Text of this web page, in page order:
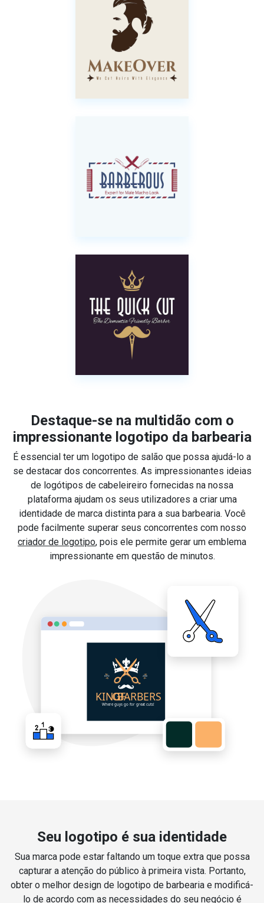
Destaque-se na multidão com o
impressionante logotipo da barbearia
É essencial ter um logotipo de salão que possa ajudá-lo a
se destacar dos concorrentes. As impressionantes ideias
de logótipos de cabeleireiro fornecidas na nossa
plataforma ajudam os seus utilizadores a criar uma
identidade de marca distinta para a sua barbearia. Você
pode facilmente superar seus concorrentes com nosso
criador de logotipo, pois ele permite gerar um emblema
impressionante em questão de minutos.
Seu logotipo é sua identidade
Sua marca pode estar faltando um toque extra que possa
capturar a atenção do público à primeira vista. Portanto,
obter o melhor design de logotipo de barbearia e modificá-
lo de acordo com as necessidades do seu negócio é